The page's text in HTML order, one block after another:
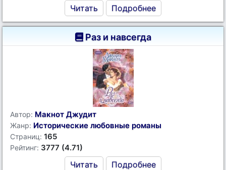
Читать Подробнее
Раз и навсегда
Автор: Макнот Джудит
Жанр: Исторические любовные романы
Страниц: 165
Рейтинг: 3777 (4.71)
Читать Подробнее